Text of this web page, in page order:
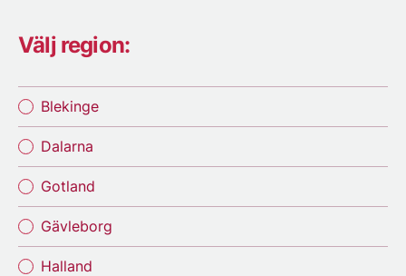
Välj region:
Blekinge
Dalarna
Gotland
Gävleborg
Halland